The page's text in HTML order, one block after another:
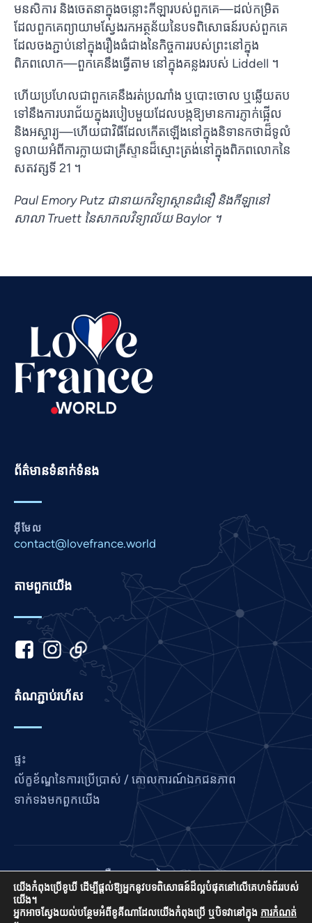
មនសិការ និងចេតនាក្នុងចន្លោះកីឡារបស់ពួកគេ—ដល់កម្រិត
ដែលពួកគេព្យាយាមស្វែងរកអត្ថន័យនៃបទពិសោធន៍របស់ពួកគេ
ដែលចងភ្ជាប់នៅក្នុងរឿងធំជាងនៃកិច្ចការរបស់ព្រះនៅក្នុង
ពិភពលោក—ពួកគេនឹងធ្វើតាម នៅក្នុងគន្លងរបស់ Liddell ។
ហើយប្រហែលជាពួកគេនឹងរត់ប្រណាំង ឬបោះចោល ឬឆ្លើយតប
ទៅនឹងការបរាជ័យក្នុងរបៀបមួយដែលបង្កឱ្យមានការភ្ញាក់ផ្អើល
និងអស្ចារ្យ—ហើយជាវិធីដែលកើតឡើងនៅក្នុងនិទានកថាដ៏ទូលំ
ទូលាយអំពីការក្លាយជាគ្រីស្ទានដ៏ស្មោះត្រង់នៅក្នុងពិភពលោកនៃ
សតវត្សទី 21 ។
Paul Emory Putz ជានាយកវិទ្យាស្ថានជំនឿ និងកីឡានៅ
សាលា Truett នៃសាកលវិទ្យាល័យ Baylor ។
ព័ត៌មានទំនាក់ទំនង
អ៊ីមែល
contact@lovefrance.world
តាម​ពួក​យើង
តំណ​ភ្ជាប់​រហ័ស
ផ្ទះ
ល័ក្ខខ័ណ្ឌនៃការប្រើប្រាស់ / គោលការណ៍ឯកជនភាព
ទាក់ទង​មក​ពួក​យើង
Love France គឺជាគម្រោងនៃ International Prayer
Connect ដែលជា US 501 (C) (3) មិនរកប្រាក់ចំណេញ EIN:
85-3845307 ។
យើងកំពុងប្រើខូឃី ដើម្បីផ្តល់ឱ្យអ្នកនូវបទពិសោធន៍ដ៏ល្អបំផុតនៅលើគេហទំព័ររបស់
យើង។
អ្នកអាចស្វែងយល់បន្ថែមអំពីខូគីណាដែលយើងកំពុងប្រើ ឬបិទវានៅក្នុង ការកំណត់
Afrikaans
Arabic
Bengali
Finnish
French
German
Indonesian
Italian
Kannada
Malay
Marathi
Nepali
Vietnamese